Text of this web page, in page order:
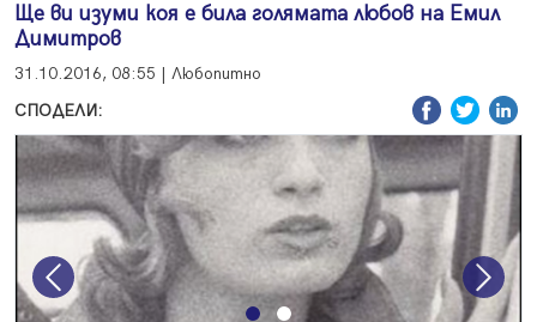
Ще ви изуми коя е била голямата любов на Емил
Димитров
31.10.2016, 08:55 | Любопитно
СПОДЕЛИ:
Previous Next